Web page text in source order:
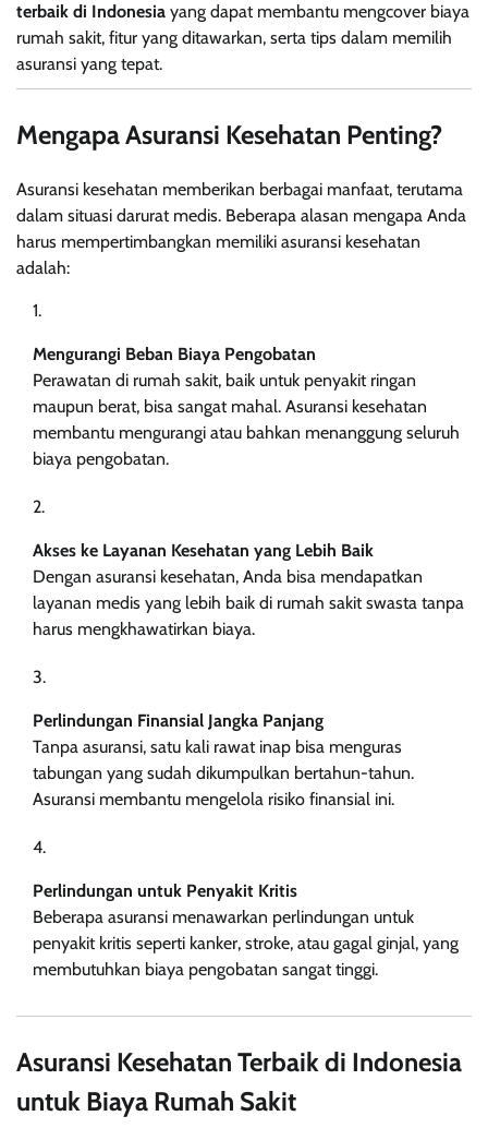
terbaik di Indonesia yang dapat membantu mengcover biaya
rumah sakit, fitur yang ditawarkan, serta tips dalam memilih
asuransi yang tepat.
Mengapa Asuransi Kesehatan Penting?
Asuransi kesehatan memberikan berbagai manfaat, terutama
dalam situasi darurat medis. Beberapa alasan mengapa Anda
harus mempertimbangkan memiliki asuransi kesehatan
adalah:
Mengurangi Beban Biaya Pengobatan
Perawatan di rumah sakit, baik untuk penyakit ringan
maupun berat, bisa sangat mahal. Asuransi kesehatan
membantu mengurangi atau bahkan menanggung seluruh
biaya pengobatan.
Akses ke Layanan Kesehatan yang Lebih Baik
Dengan asuransi kesehatan, Anda bisa mendapatkan
layanan medis yang lebih baik di rumah sakit swasta tanpa
harus mengkhawatirkan biaya.
Perlindungan Finansial Jangka Panjang
Tanpa asuransi, satu kali rawat inap bisa menguras
tabungan yang sudah dikumpulkan bertahun-tahun.
Asuransi membantu mengelola risiko finansial ini.
Perlindungan untuk Penyakit Kritis
Beberapa asuransi menawarkan perlindungan untuk
penyakit kritis seperti kanker, stroke, atau gagal ginjal, yang
membutuhkan biaya pengobatan sangat tinggi.
Asuransi Kesehatan Terbaik di Indonesia
untuk Biaya Rumah Sakit